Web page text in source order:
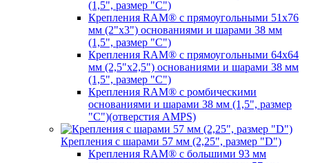
(1,5", размер "C")
Крепления RAM® с прямоугольными 51х76
мм (2"х3") основаниями и шарами 38 мм
(1,5", размер "C")
Крепления RAM® с прямоугольными 64х64
мм (2,5"х2,5") основаниями и шарами 38 мм
(1,5", размер "C")
Крепления RAM® с ромбическими
основаниями и шарами 38 мм (1,5", размер
"C")(отверстия AMPS)
Крепления с шарами 57 мм (2,25", размер "D")
Крепления RAM® с большими 93 мм